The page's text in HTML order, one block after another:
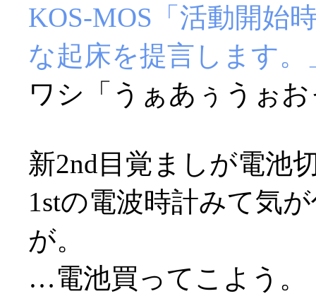
KOS-MOS「活動開始
な起床を提言します。
ワシ「うぁあぅうぉ
新2nd目覚ましが電池
1stの電波時計みて気
が。
…電池買ってこよう。